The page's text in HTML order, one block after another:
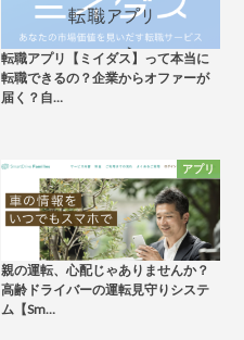
転職アプリ【ミイダス】って本当に
転職できるの？企業からオファーが
届く？自…
アプリ
親の運転、心配じゃありませんか？
高齢ドライバーの運転見守りシステ
ム【Sm…